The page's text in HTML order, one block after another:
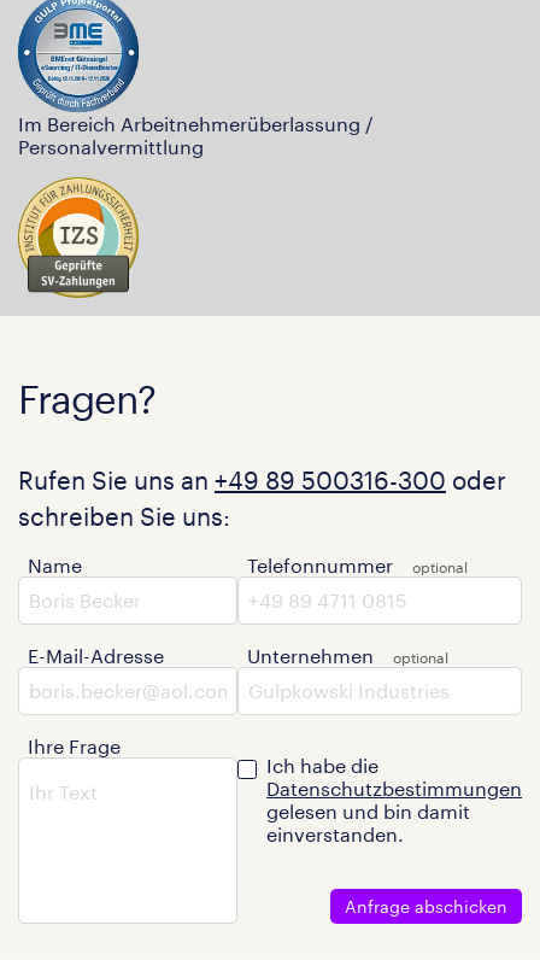
Im Bereich Arbeitnehmerüberlassung /
Personalvermittlung
Fragen?
Rufen Sie uns an +49 89 500316-300 oder
schreiben Sie uns:
Name
E-Mail-Adresse
Ihre Frage
Telefonnummer
Unternehmen
Ich habe die
Datenschutzbestimmungen
gelesen und bin damit
einverstanden.
Anfrage abschicken